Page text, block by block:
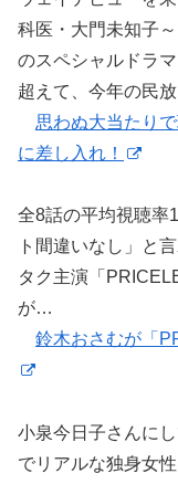
科医・大門未知子
のスペシャルドラ
超えて、今年の民
思わぬ大当たり
に差し入れ！
全8話の平均視聴率
ト間違いなし」と
タク主演「
が…
鈴木おさむが「
小泉今日子さんに
でリアルな独身女